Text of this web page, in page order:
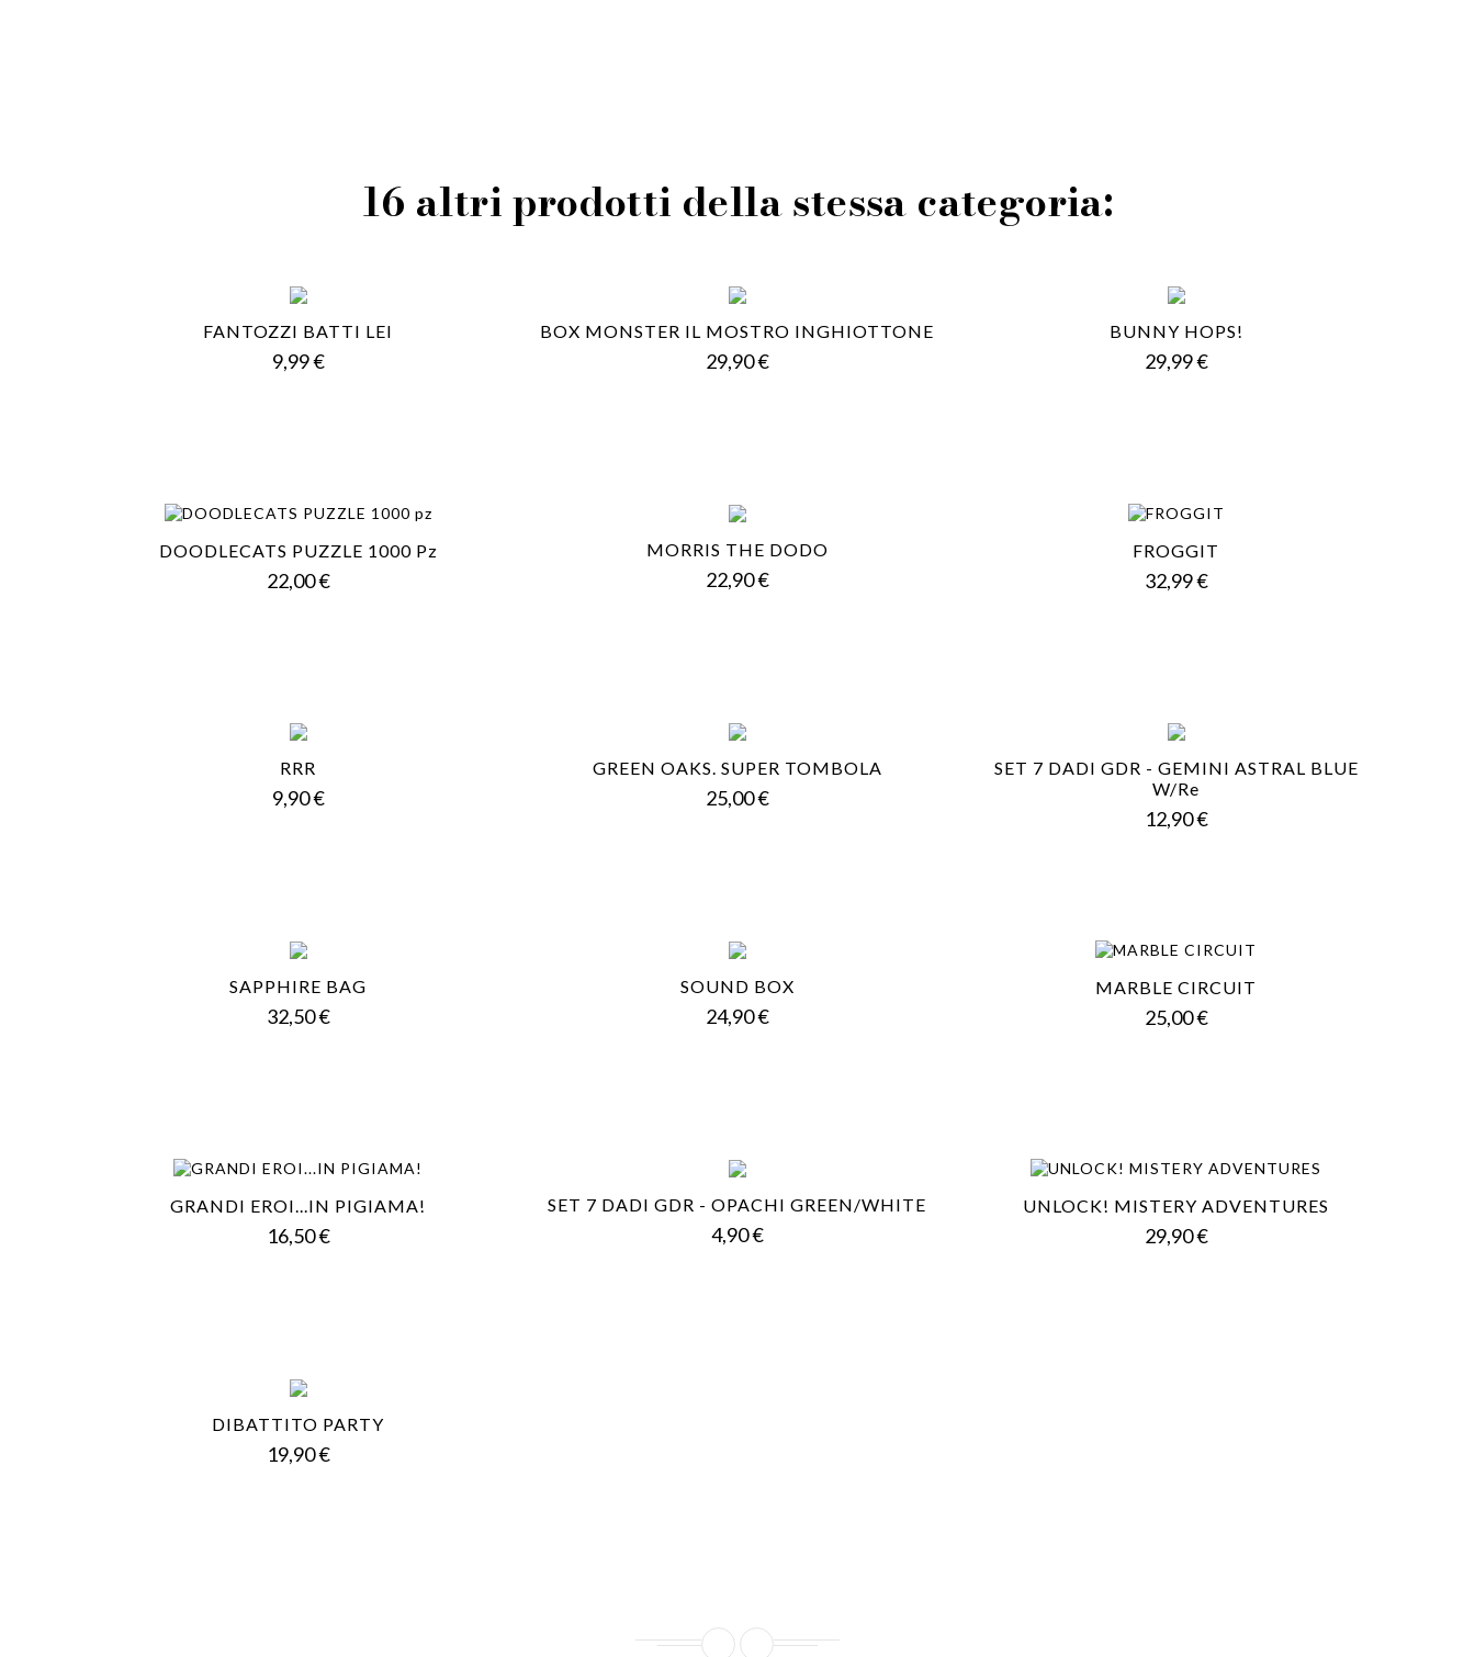
16 altri prodotti della stessa categoria:
FANTOZZI BATTI LEI
9,99 €Prezzo
BOX MONSTER IL MOSTRO INGHIOTTONE
29,90 €Prezzo
BUNNY HOPS!
29,99 €Prezzo
DOODLECATS PUZZLE 1000 Pz
22,00 €Prezzo
MORRIS THE DODO
22,90 €Prezzo
FROGGIT
32,99 €Prezzo
RRR
9,90 €Prezzo
GREEN OAKS. SUPER TOMBOLA
25,00 €Prezzo
SET 7 DADI GDR - GEMINI ASTRAL BLUE
W/re
12,90 €Prezzo
SAPPHIRE BAG
32,50 €Prezzo
SOUND BOX
24,90 €Prezzo
MARBLE CIRCUIT
25,00 €Prezzo
GRANDI EROI...IN PIGIAMA!
16,50 €Prezzo
SET 7 DADI GDR - OPACHI GREEN/WHITE
4,90 €Prezzo
UNLOCK! MISTERY ADVENTURES
29,90 €Prezzo
DIBATTITO PARTY
19,90 €Prezzo